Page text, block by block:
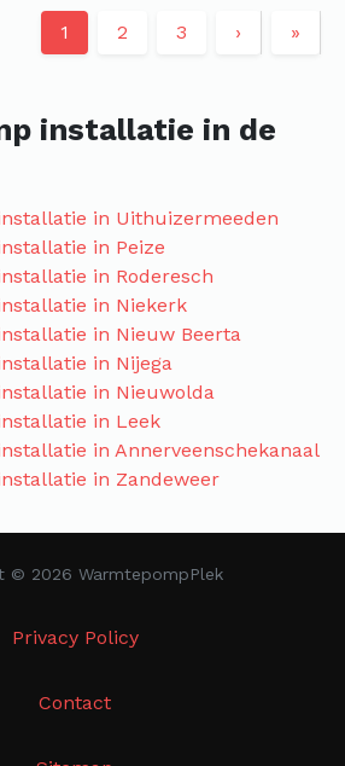
1 2 3 › »
installatie in de
in Uithuizermeeden
in Peize
in Roderesch
in Niekerk
in Nieuw Beerta
in Nijega
in Nieuwolda
in Leek
in Annerveenschekanaal
in Zandeweer
© 2026 WarmtepompPlek
Privacy Policy
Contact